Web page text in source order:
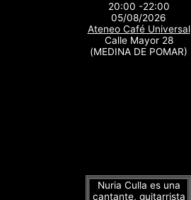
20:00 -22:00
05/08/2026
Ateneo Café Universal
Calle Mayor 28
(MEDINA DE POMAR)
Nuria Culla es una
cantante, guitarrista